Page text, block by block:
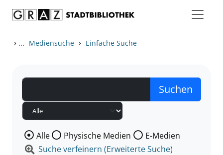
› ... Mediensuche › Einfache Suche
Wählen Sie die Medienart nach der Sie suchen wollen.
Alle Physische Medien
E-Medien
Suche verfeinern (Erweiterte Suche)